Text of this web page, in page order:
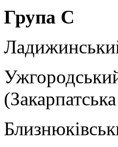
Група C